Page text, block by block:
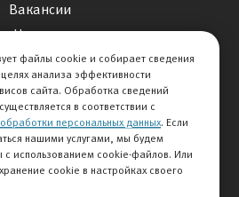
Вакансии
Новости
сайта
Контакты
495 292-60-60
файлы cookie и собирает сведения
анализа эффективности
сайта. Обработка сведений
в соответствии с
персональных данных. Если
нашими услугами, мы будем
с использованием cookie-файлов. Или
cookie в настройках своего